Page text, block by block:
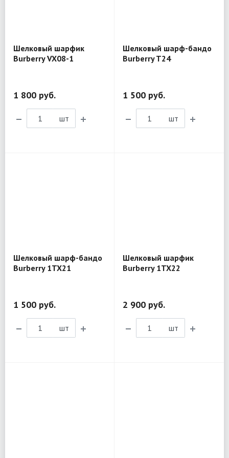
Шелковый шарфик
Burberry VX08-1
1 800 руб.
шт
Шелковый шарф-бандо
Burberry T24
1 500 руб.
шт
Шелковый шарф-бандо
Burberry 1TX21
1 500 руб.
шт
Шелковый шарфик
Burberry 1TX22
2 900 руб.
шт